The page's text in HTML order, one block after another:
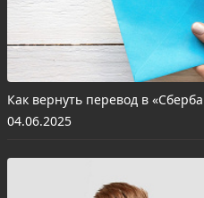
Как вернуть перевод в
04.06.2025